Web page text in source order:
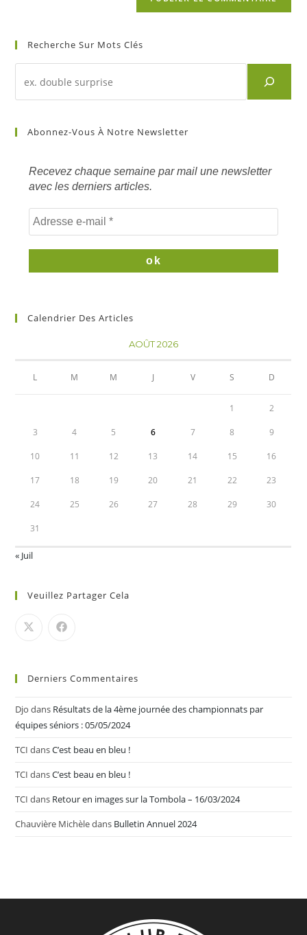
Recherche Sur Mots Clés
d'un
mots
Abonnez-Vous À Notre Newsletter
Recevez chaque semaine par mail une newsletter
avec les derniers articles.
Calendrier Des Articles
AOÛT 2026
L M M J V S D
1 2
3 4 5 6 7 8 9
10 11 12 13 14 15 16
17 18 19 20 21 22 23
24 25 26 27 28 29 30
31
« Juil
Veuillez Partager Cela
Derniers Commentaires
Djo dans Résultats de la 4ème journée des championnats par
équipes séniors : 05/05/2024
TCI dansC’est beau en bleu !
TCI dansC’est beau en bleu !
TCI dans Retour en images sur la Tombola – 16/03/2024
Chauvière Michèledans Bulletin Annuel 2024